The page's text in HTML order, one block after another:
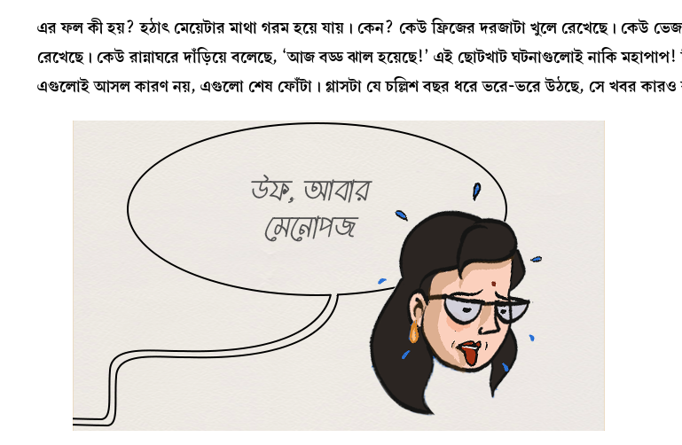
এর ফল কী হয়? হঠাৎ মেয়েটার মাথা গরম হয়ে যায়। কেন? কেউ ফ্রিজের দরজাটা খুলে রেখেছে। কেউ
রেখেছে। কেউ রান্নাঘরে দাঁড়িয়ে বলেছে, ‘আজ বড্ড ঝাল হয়েছে!’ এই ছোটখাট ঘটনাগুলোই নাকি
এগুলোই আসল কারণ নয়, এগুলো শেষ ফোঁটা। গ্লাসটা যে চল্লিশ বছর ধরে ভরে-ভরে উঠছে, সে খবর কারও